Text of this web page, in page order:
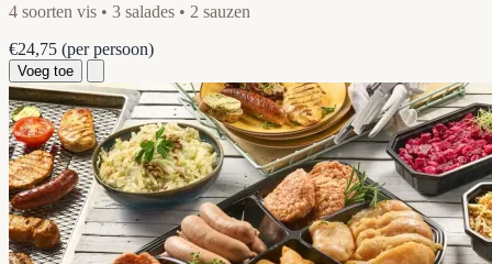
4 soorten vis • 3 salades • 2 sauzen
€24,75 (per persoon)
Voeg toe